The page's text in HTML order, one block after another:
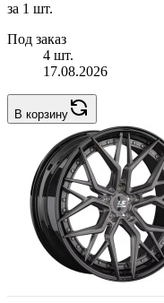
за 1 шт.
Под заказ
4 шт.
17.08.2026
В корзину